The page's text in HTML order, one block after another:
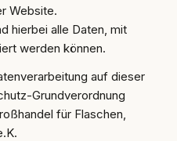
Website.
hierbei alle Daten, mit
werden können.
auf dieser
Grundverordnung
für Flaschen,